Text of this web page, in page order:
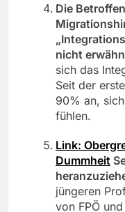
Die
nicht
sich das
Seit der
90% an,
fühlen.
Link:
Dummheit
jüngeren
von FPÖ